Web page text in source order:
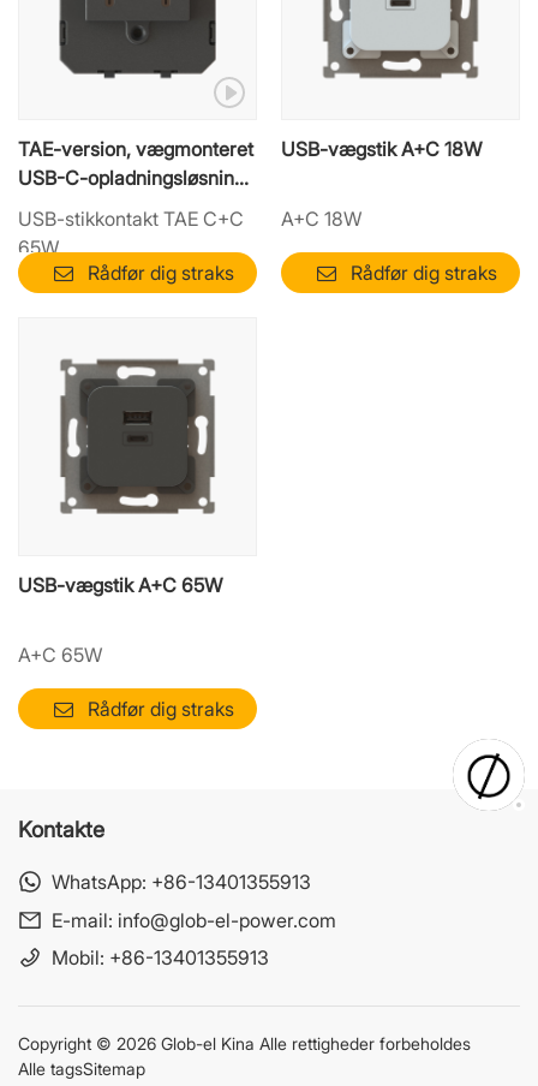
TAE-version, vægmonteret
USB-C-opladningsløsning
med høj effekt — 65 W PD-
udgang
USB-stikkontakt TAE C+C
65W
Rådfør dig straks
USB-vægstik A+C 18W
A+C 18W
Rådfør dig straks
USB-vægstik A+C 65W
A+C 65W
Rådfør dig straks
Kontakte
WhatsApp: +86-13401355913
E-mail: info@glob-el-power.com
Mobil: +86-13401355913
Copyright © 2026 Glob-el Kina Alle rettigheder forbeholdes
Alle tagsSitemap